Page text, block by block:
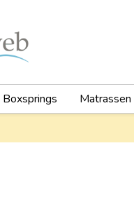
Boxsprings Matrassen